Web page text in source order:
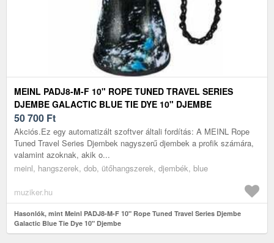
MEINL PADJ8-M-F 10" ROPE TUNED TRAVEL SERIES
DJEMBE GALACTIC BLUE TIE DYE 10" DJEMBE
50 700 Ft
Akciós.Ez egy automatizált szoftver általi fordítás: A MEINL Rope
Tuned Travel Series Djembek nagyszerű djembek a profik számára,
valamint azoknak, akik o...
meinl, hangszerek, dob, ütőhangszerek, djembék, blue
muziker.hu
Hasonlók, mint Meinl PADJ8-M-F 10" Rope Tuned Travel Series Djembe
Galactic Blue Tie Dye 10" Djembe